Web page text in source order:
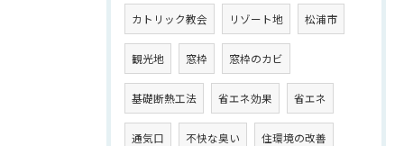
カトリック教会 リゾート地 松浦市
観光地 窓枠 窓枠のカビ
基礎断熱工法 省エネ効果 省エネ
通気口 不快な臭い 住環境の改善